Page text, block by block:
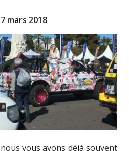
mars 2018
vous avons déjà souvent